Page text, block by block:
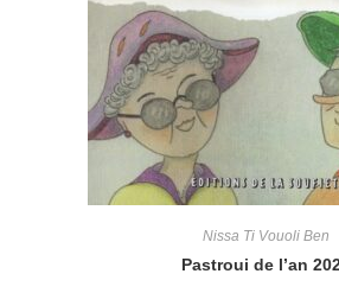
Nissa Ti Vouoli Ben
Pastroui de l’an